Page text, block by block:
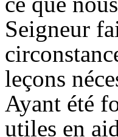
Seigneur
leçons
Ayant été
utiles en